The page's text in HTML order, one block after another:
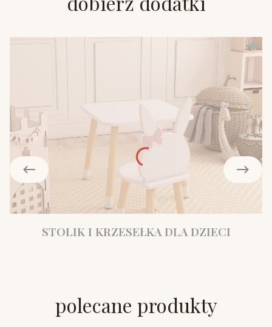
STOLIK I KRZESEŁKA DLA DZIECI
polecane produkty